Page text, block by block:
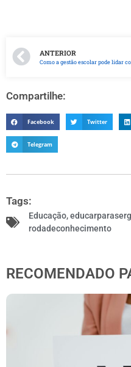
ANTERIOR
Compartilhe:
Facebook Twitter
Telegram
Tags:
Educação,
rodadeconhecimento
RECOMENDADO